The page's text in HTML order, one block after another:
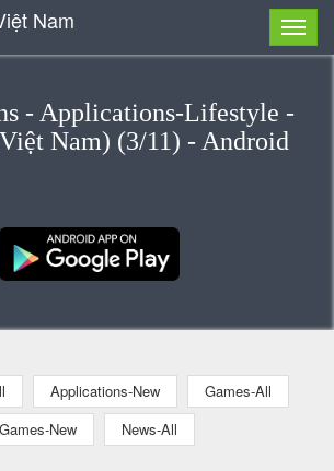
Nam
- Applications-Lifestyle -
Nam) (3/11) - Android
Applications-New
Games-All
Games-New
News-All